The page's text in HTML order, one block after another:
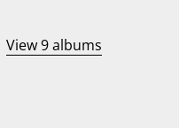
View 9 albums